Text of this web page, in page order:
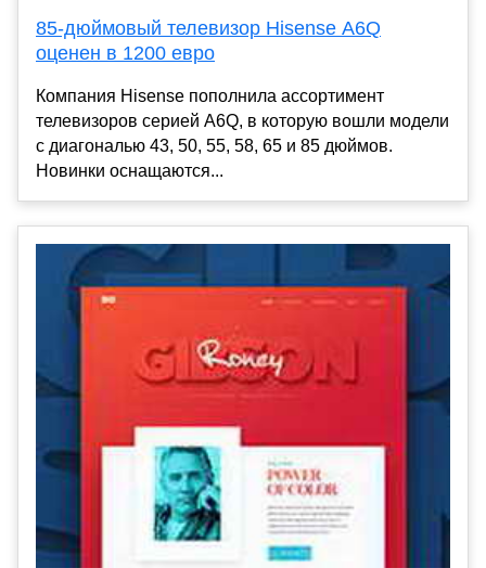
85-дюймовый телевизор Hisense A6Q
оценен в 1200 евро
Компания Hisense пополнила ассортимент
телевизоров серией A6Q, в которую вошли модели
с диагональю 43, 50, 55, 58, 65 и 85 дюймов.
Новинки оснащаются...